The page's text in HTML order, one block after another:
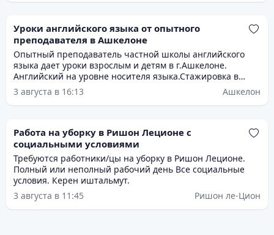
Уроки английского языка от опытного
преподавателя в Ашкелоне
Опытный преподаватель частной школы английского
языка дает уроки взрослым и детям в г.Ашкелоне.
Английский на уровне носителя языка.Стажировка в
Лондоне .Подготовка к багруту и экзаменам,помощь в
выполнении домашних заданий.
3 августа в 16:13 Ашкелон
Работа на уборку в Ришон Леционе с
социальными условиями
Требуются работники/цы на уборку в Ришон Леционе.
Полный или неполный рабочий день Все социальные
условия. Керен иштальмут.
3 августа в 11:45
Ришон ле-Цион